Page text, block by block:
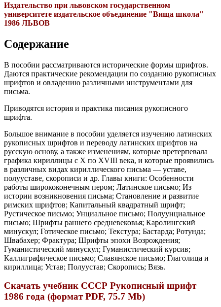
Издательство при львовском государственном
университете издательское объединение "Вища школа"
1986 ЛЬВОВ
Содержание
В пособии рассматриваются исторические формы шрифтов.
Даются практические рекомендации по созданию рукописных
шрифтов и овладению различными инструментами для
письма.
Приводятся история и практика писания рукописного
шрифта.
Большое внимание в пособии уделяется изучению латинских
рукописных шрифтов и переводу латинских шрифтов на
русскую основу, а также изменениям, которые претерпевала
графика кириллицы с X по XVIII века, и которые проявились
в различных видах кириллического письма — уставе,
полууставе, скорописи и др. Главы книги: Особенности
работы ширококонечным пером; Латинское письмо; Из
истории возникновения письма; Становление и развитие
римских шрифтов; Капитальный квадратный шрифт;
Рустическое письмо; Унциальное письмо; Полуунциальное
письмо; Шрифты раннего средневековья; Каролингский
минускул; Готическое письмо; Текстура; Бастарда; Ротунда;
Швабахер; Фрактура; Шрифты эпохи Возрождения;
Гуманистический минускул; Гуманистический курсив;
Каллиграфическое письмо; Славянское письмо; Глаголица и
кириллица; Устав; Полуустав; Скоропись; Вязь.
Скачать учебник СССР Рукописный шрифт
1986 года (формат PDF, 75.7 Mb)